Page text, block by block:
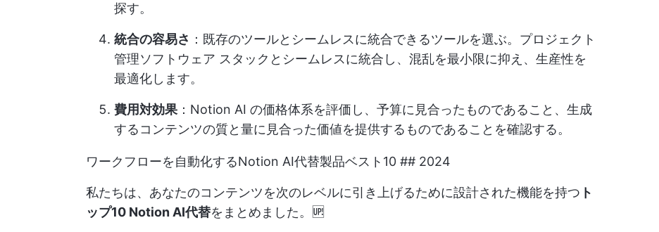
探す。
統合の容易さ ：既存のツールとシームレスに統合できるツールを選ぶ。 プロジェクト
管理ソフトウェア スタックとシームレスに統合し、混乱を最小限に抑え、生産性を
最適化します。
費用対効果 ：Notion AI の価格体系を評価し、予算に見合ったものであること、生成
するコンテンツの質と量に見合った価値を提供するものであることを確認する。
ワークフローを自動化するNotion AI代替製品ベスト10 ## 2024
私たちは、あなたのコンテンツを次のレベルに引き上げるために設計された機能を持つ ト
ップ10 Notion AI代替をまとめました。🆙